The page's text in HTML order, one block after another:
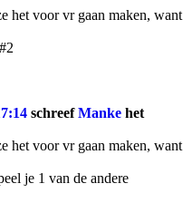
het voor vr gaan maken, want
#2
schreefManke het
het voor vr gaan maken, want
je 1 van de andere